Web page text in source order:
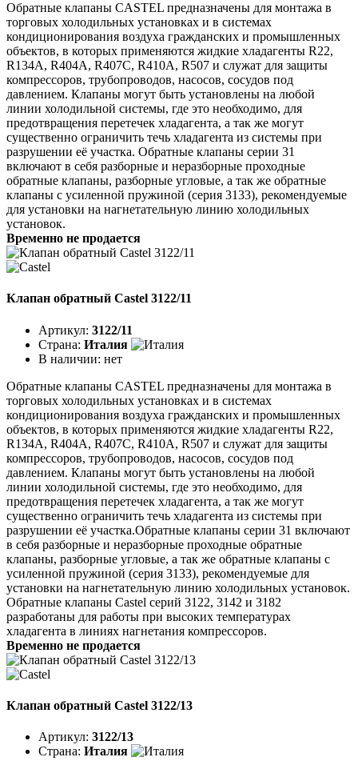
Обратные клапаны CASTEL предназначены для монтажа в
торговых холодильных установках и в системах
кондиционирования воздуха гражданских и промышленных
объектов, в которых применяются жидкие хладагенты R22,
R134A, R404A, R407C, R410A, R507 и служат для защиты
компрессоров, трубопроводов, насосов, сосудов под
давлением. Клапаны могут быть установлены на любой
линии холодильной системы, где это необходимо, для
предотвращения перетечек хладагента, а так же могут
существенно ограничить течь хладагента из системы при
разрушении её участка. Обратные клапаны серии 31
включают в себя разборные и неразборные проходные
обратные клапаны, разборные угловые, а так же обратные
клапаны с усиленной пружиной (серия 3133), рекомендуемые
для установки на нагнетательную линию холодильных
установок.
Временно не продается
Клапан обратный Castel 3122/11
Артикул: 3122/11
Страна: Италия
В наличии: нет
Обратные клапаны CASTEL предназначены для монтажа в
торговых холодильных установках и в системах
кондиционирования воздуха гражданских и промышленных
объектов, в которых применяются жидкие хладагенты R22,
R134A, R404A, R407C, R410A, R507 и служат для защиты
компрессоров, трубопроводов, насосов, сосудов под
давлением. Клапаны могут быть установлены на любой
линии холодильной системы, где это необходимо, для
предотвращения перетечек хладагента, а так же могут
существенно ограничить течь хладагента из системы при
разрушении её участка.Обратные клапаны серии 31 включают
в себя разборные и неразборные проходные обратные
клапаны, разборные угловые, а так же обратные клапаны с
усиленной пружиной (серия 3133), рекомендуемые для
установки на нагнетательную линию холодильных установок.
Обратные клапаны Castel серий 3122, 3142 и 3182
разработаны для работы при высоких температурах
хладагента в линиях нагнетания компрессоров.
Временно не продается
Клапан обратный Castel 3122/13
Артикул: 3122/13
Страна: Италия